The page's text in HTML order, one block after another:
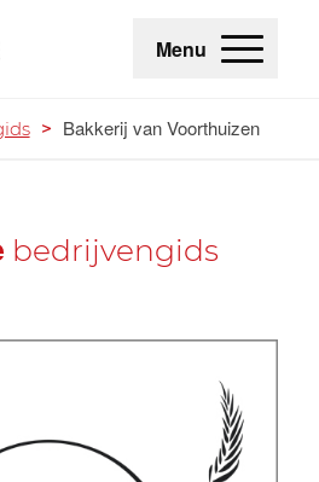
Menu
> Bakkerij van Voorthuizen
bedrijvengids